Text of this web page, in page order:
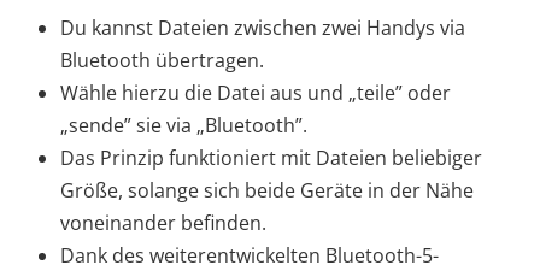
Du kannst Dateien zwischen zwei Handys via
Bluetooth übertragen.
Wähle hierzu die Datei aus und „teile” oder
„sende” sie via „Bluetooth”.
Das Prinzip funktioniert mit Dateien beliebiger
Größe, solange sich beide Geräte in der Nähe
voneinander befinden.
Dank des weiterentwickelten Bluetooth-5-